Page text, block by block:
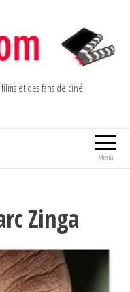
et des fans de ciné
Menu
Zinga